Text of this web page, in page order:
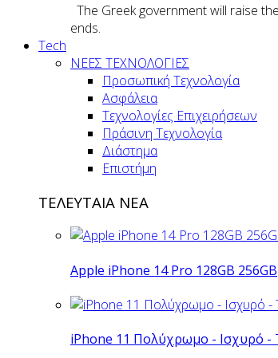
The Greek government will raise
ends.
Tech
ΝΕΕΣ ΤΕΧΝΟΛΟΓΙΕΣ
Προσωπική Τεχνολογία
Ασφάλεια
Τεχνολογίες Επιχειρήσεων
Πράσινη Τεχνολογία
Διάστημα
Επιστήμη
ΤΕΛΕΥΤΑΙΑ ΝΕΑ
Apple iPhone 14 Pro 128GB 256GB
iPhone 11 Πολύχρωμο - Ισχυρό -